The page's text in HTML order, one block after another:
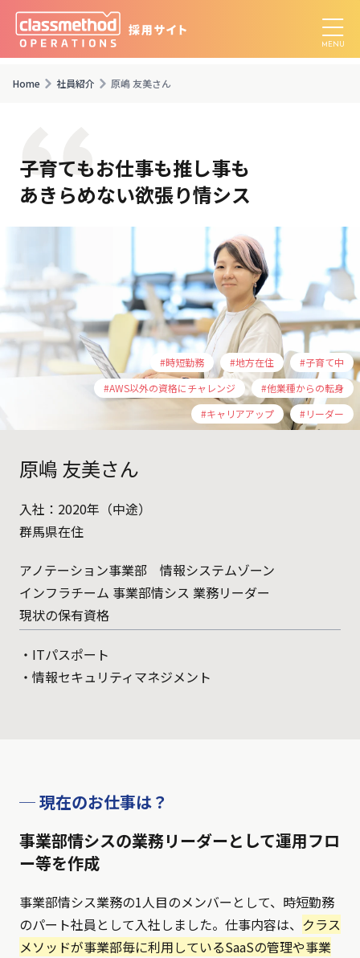
Home 社員紹介 原嶋 友美さん
子育てもお仕事も推し事も
あきらめない欲張り情シス
#時短勤務 #地方在住
#子育て中
#AWS以外の資格にチャレンジ
#他業種からの転身
#キャリアアップ
#リーダー
原嶋 友美さん
入社：2020年（中途）
群馬県在住
アノテーション事業部 情報システムゾーン
インフラチーム 事業部情シス 業務リーダー
現状の保有資格
・ITパスポート
・情報セキュリティマネジメント
─ 現在のお仕事は？
事業部情シスの業務リーダーとして運用フロ
ー等を作成
事業部情シス業務の1人目のメンバーとして、時短勤務
のパート社員として入社しました。仕事内容は、 クラス
メソッドが事業部毎に利用しているSaaSの管理や事業